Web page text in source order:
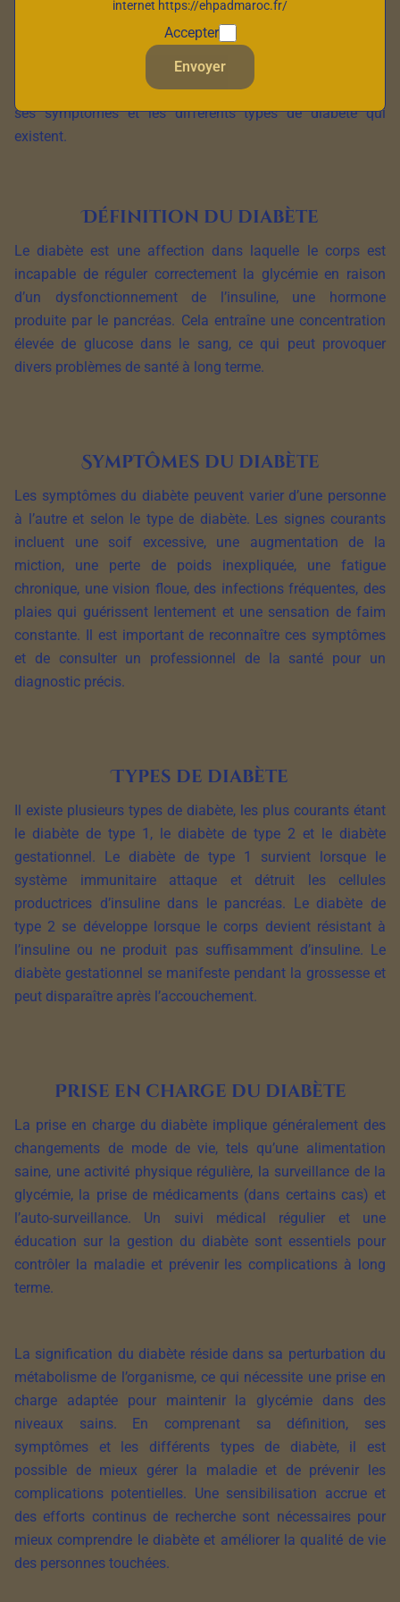
Le diabète est une maladie métabolique chronique
caractérisée par une perturbation de la régulation de la
glycémie dans l’organisme. Dans cet article, nous
explorons en détail la signification du diabète, sa définition,
ses symptômes et les différents types de diabète qui
existent.
Définition du diabète
Le diabète est une affection dans laquelle le corps est
incapable de réguler correctement la glycémie en raison
d’un dysfonctionnement de l’insuline, une hormone
produite par le pancréas. Cela entraîne une concentration
élevée de glucose dans le sang, ce qui peut provoquer
divers problèmes de santé à long terme.
Symptômes du diabète
Les symptômes du diabète peuvent varier d’une personne
à l’autre et selon le type de diabète. Les signes courants
incluent une soif excessive, une augmentation de la
miction, une perte de poids inexpliquée, une fatigue
chronique, une vision floue, des infections fréquentes, des
plaies qui guérissent lentement et une sensation de faim
constante. Il est important de reconnaître ces symptômes
et de consulter un professionnel de la santé pour un
diagnostic précis.
Types de diabète
Il existe plusieurs types de diabète, les plus courants étant
le diabète de type 1, le diabète de type 2 et le diabète
gestationnel. Le diabète de type 1 survient lorsque le
système immunitaire attaque et détruit les cellules
productrices d’insuline dans le pancréas. Le diabète de
type 2 se développe lorsque le corps devient résistant à
l’insuline ou ne produit pas suffisamment d’insuline. Le
diabète gestationnel se manifeste pendant la grossesse et
peut disparaître après l’accouchement.
Prise en charge du diabète
La prise en charge du diabète implique généralement des
changements de mode de vie, tels qu’une alimentation
saine, une activité physique régulière, la surveillance de la
glycémie, la prise de médicaments (dans certains cas) et
l’auto-surveillance. Un suivi médical régulier et une
éducation sur la gestion du diabète sont essentiels pour
contrôler la maladie et prévenir les complications à long
terme.
La signification du diabète réside dans sa perturbation du
métabolisme de l’organisme, ce qui nécessite une prise en
charge adaptée pour maintenir la glycémie dans des
niveaux sains. En comprenant sa définition, ses
symptômes et les différents types de diabète, il est
possible de mieux gérer la maladie et de prévenir les
complications potentielles. Une sensibilisation accrue et
des efforts continus de recherche sont nécessaires pour
mieux comprendre le diabète et améliorer la qualité de vie
des personnes touchées.
internet https://ehpadmaroc.fr/
Accepter
Envoyer